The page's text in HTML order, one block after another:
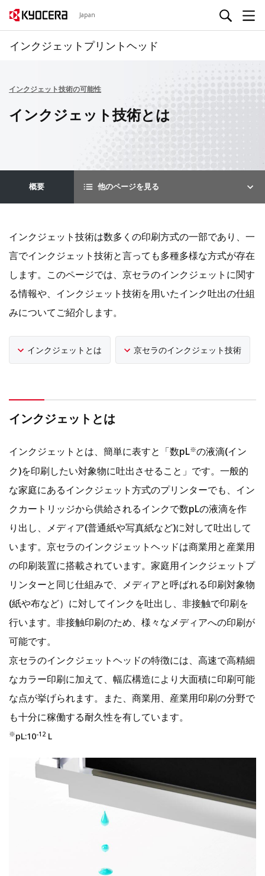
Japan
インクジェットプリントヘッド
インクジェット技術の可能性
インクジェット技術とは
概要 他のページを見る
インクジェット技術は数多くの印刷方式の一部であり、一
言でインクジェット技術と言っても多種多様な方式が存在
します。このページでは、京セラのインクジェットに関す
る情報や、インクジェット技術を用いたインク吐出の仕組
みについてご紹介します。
インクジェットとは 京セラのインクジェット技術
インクジェットとは
インクジェットとは、簡単に表すと「数pL※の液滴(イン
ク)を印刷したい対象物に吐出させること」です。一般的
な家庭にあるインクジェット方式のプリンターでも、イン
クカートリッジから供給されるインクで数pLの液滴を作
り出し、メディア(普通紙や写真紙など)に対して吐出して
います。京セラのインクジェットヘッドは商業用と産業用
の印刷装置に搭載されています。家庭用インクジェットプ
リンターと同じ仕組みで、メディアと呼ばれる印刷対象物
(紙や布など）に対してインクを吐出し、非接触で印刷を
行います。非接触印刷のため、様々なメディアへの印刷が
可能です。
京セラのインクジェットヘッドの特徴には、高速で高精細
なカラー印刷に加えて、幅広構造により大面積に印刷可能
な点が挙げられます。また、商業用、産業用印刷の分野で
も十分に稼働する耐久性を有しています。
※pL:10-12 L